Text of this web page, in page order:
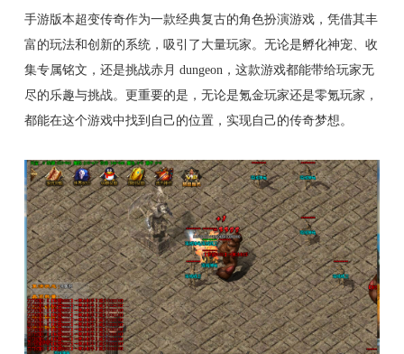
手游版本超变传奇作为一款经典复古的角色扮演游戏，凭借其丰
富的玩法和创新的系统，吸引了大量玩家。无论是孵化神宠、收
集专属铭文，还是挑战赤月 dungeon，这款游戏都能带给玩家无
尽的乐趣与挑战。更重要的是，无论是氪金玩家还是零氪玩家，
都能在这个游戏中找到自己的位置，实现自己的传奇梦想。